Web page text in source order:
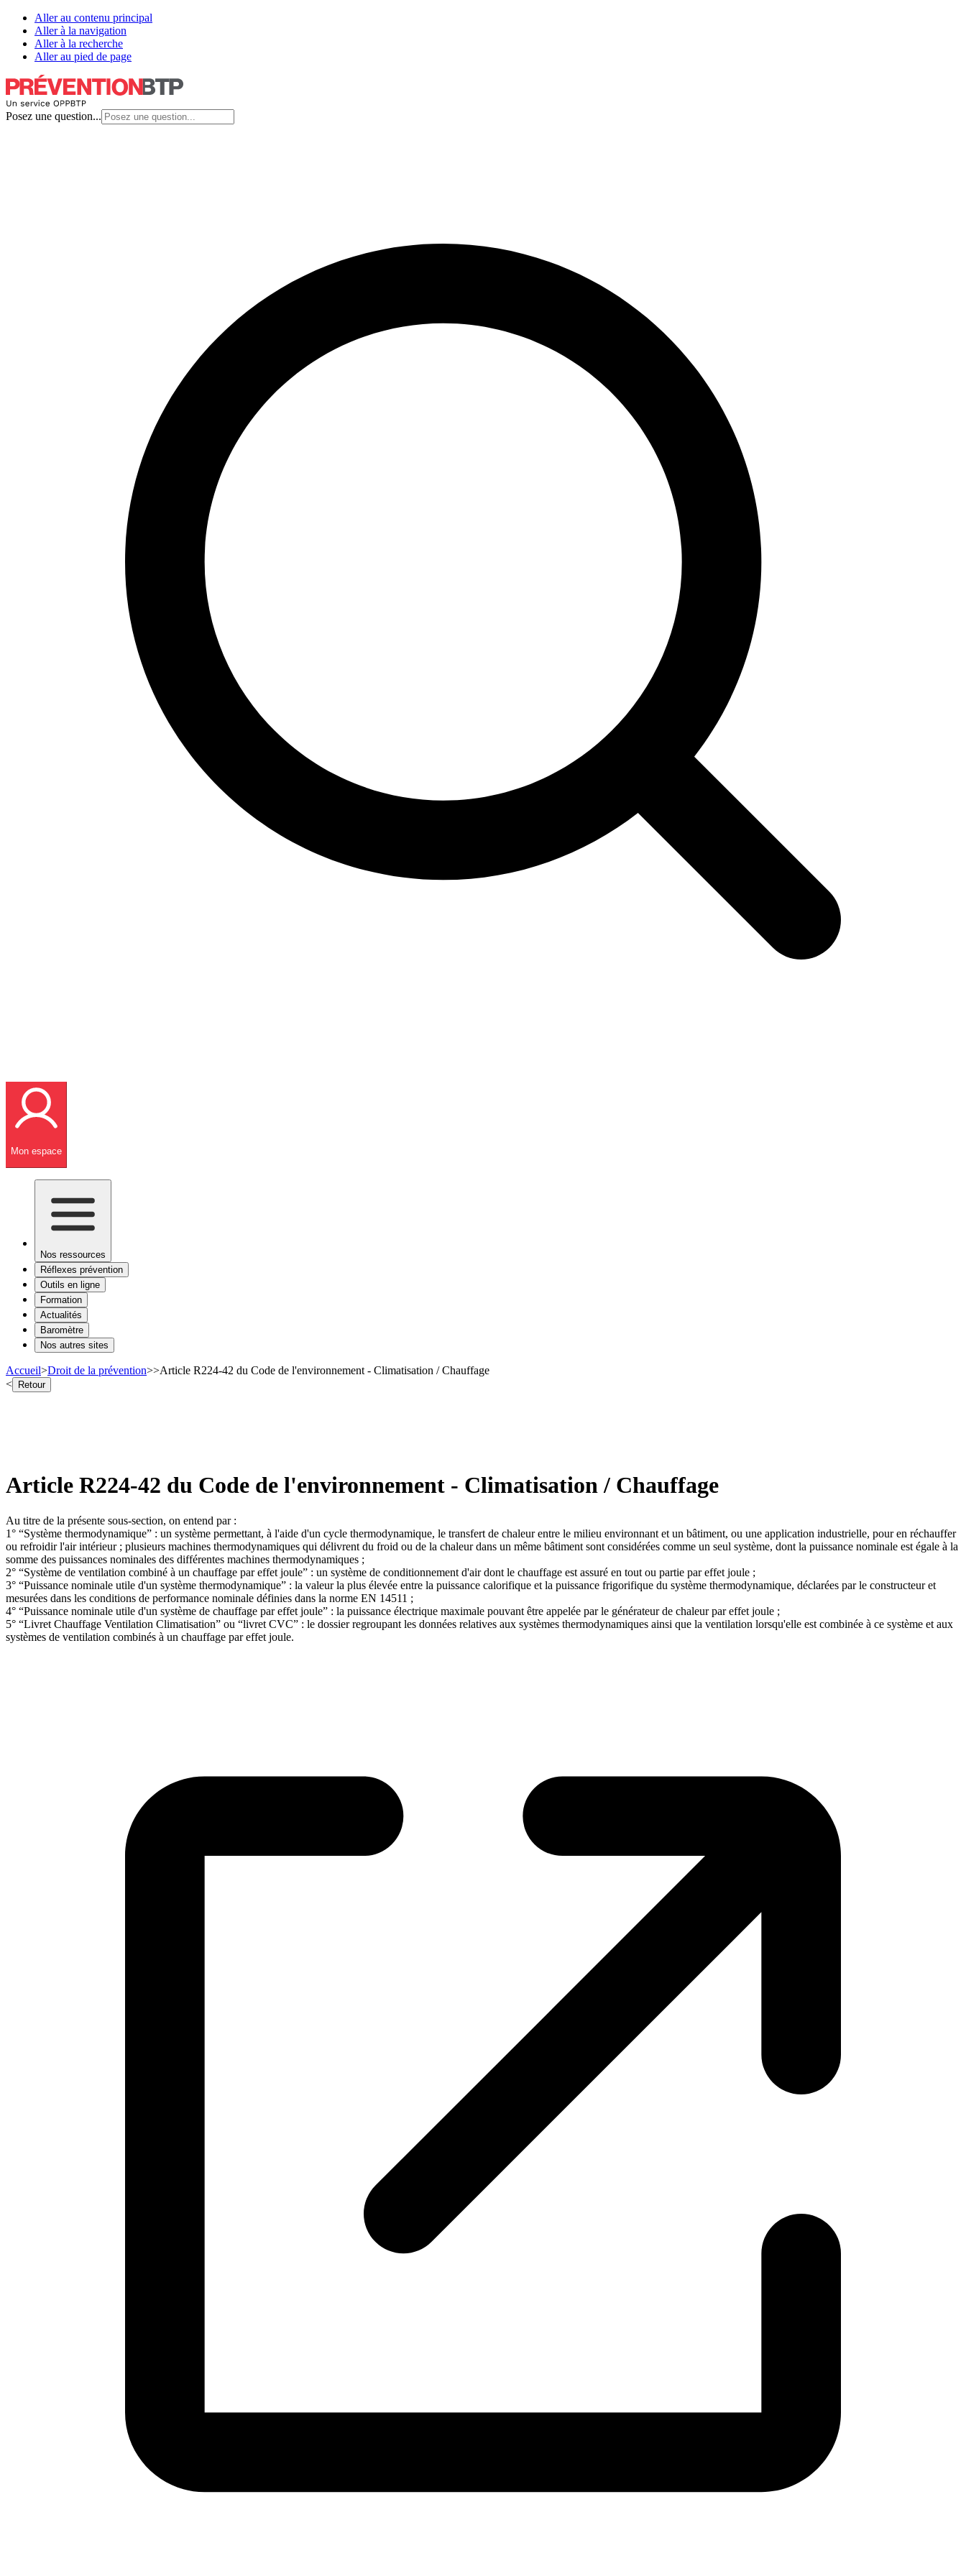
Aller au contenu principal
Aller à la navigation
Aller à la recherche
Aller au pied de page
Posez une question...
Mon espace
Nos ressources
Réflexes prévention
Outils en ligne
Formation
Actualités
Baromètre
Nos autres sites
Accueil>Droit de la prévention>>Article R224-42 du Code de l'environnement - Climatisation / Chauffage
< Retour
Article R224-42 du Code de l'environnement - Climatisation / Chauffage
Au titre de la présente sous-section, on entend par :
1° “Système thermodynamique” : un système permettant, à l'aide d'un cycle thermodynamique, le transfert de chaleur entre le milieu environnant et un bâtiment, ou une application industrielle, pour en réchauffer
ou refroidir l'air intérieur ; plusieurs machines thermodynamiques qui délivrent du froid ou de la chaleur dans un même bâtiment sont considérées comme un seul système, dont la puissance nominale est égale à la
somme des puissances nominales des différentes machines thermodynamiques ;
2° “Système de ventilation combiné à un chauffage par effet joule” : un système de conditionnement d'air dont le chauffage est assuré en tout ou partie par effet joule ;
3° “Puissance nominale utile d'un système thermodynamique” : la valeur la plus élevée entre la puissance calorifique et la puissance frigorifique du système thermodynamique, déclarées par le constructeur et
mesurées dans les conditions de performance nominale définies dans la norme EN 14511 ;
4° “Puissance nominale utile d'un système de chauffage par effet joule” : la puissance électrique maximale pouvant être appelée par le générateur de chaleur par effet joule ;
5° “Livret Chauffage Ventilation Climatisation” ou “livret CVC” : le dossier regroupant les données relatives aux systèmes thermodynamiques ainsi que la ventilation lorsqu'elle est combinée à ce système et aux
systèmes de ventilation combinés à un chauffage par effet joule.